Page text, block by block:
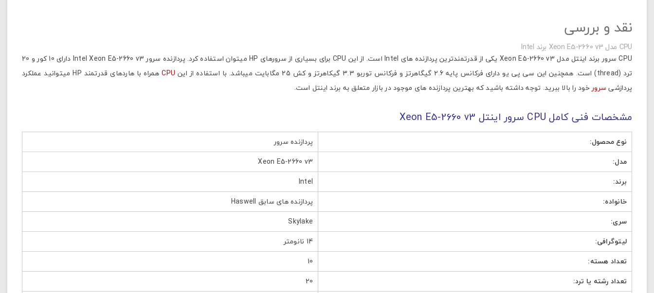
نقد و بررسی
CPU مدل Xeon E5-2660 v3 برند Intel
CPU سرور برند اینتل مدل Xeon E5-2660 v3 یکی از قدرتمندترین پردازنده های Intel است. از این CPU برای بسیاری از سرورهای HP میتوان استفاده کرد. پردازنده سرور Intel Xeon E5-2660 v3 دارای 10 کور و 20
ترد (thread) است. همچنین این سی پی یو دارای فرکانس پایه 2.6 گیگاهرتز و فرکانس توربو 3.3 گیکاهرتز و کش 25 مگابایت میباشد. با استفاده از این
CPU
همراه با هاردهای قدرتمند HP میتوانید عملکرد
پردازشی سرورخود را بالا ببرید. توجه داشته باشید که بهترین پردازنده های موجود در بازار متعلق به برند اینتل است.
مشخصات فنی کامل CPU سرور اینتل Xeon E5-2660 v3
نوع محصول:
پردازنده سرور
مدل:
Xeon E5-2660 v3
برند:
Intel
خانواده:
پردازنده های سابق Haswell
سری:
Skylake
لیتوگرافی:
14 نانومتر
تعداد هسته:
10
تعداد رشته یا ترد:
20